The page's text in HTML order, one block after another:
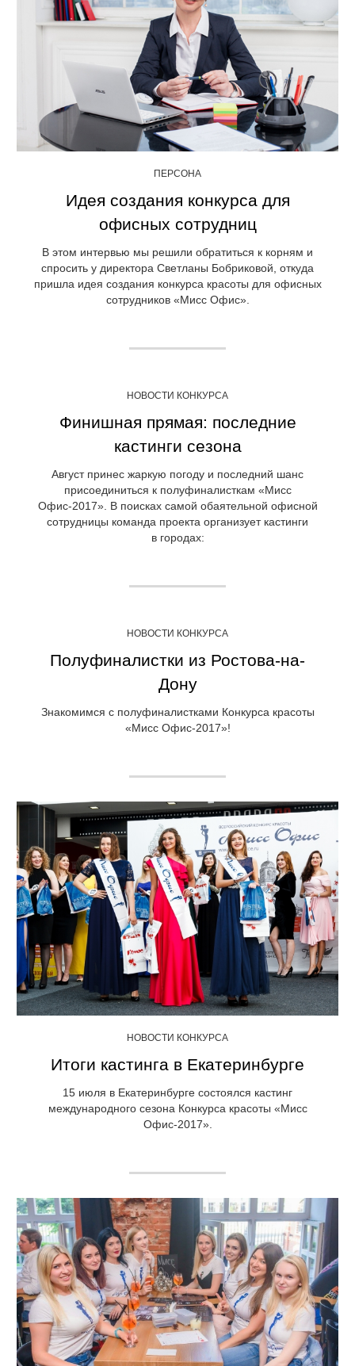
ПЕРСОНА
Идея создания конкурса для
офисных сотрудниц
В этом интервью мы решили обратиться к корням и
спросить у директора Светланы Бобриковой, откуда
пришла идея создания конкурса красоты для офисных
сотрудников «Мисс Офис».
НОВОСТИ КОНКУРСА
Финишная прямая: последние
кастинги сезона
Август принес жаркую погоду и последний шанс
присоединиться к полуфиналисткам «Мисс
Офис-2017». В поисках самой обаятельной офисной
сотрудницы команда проекта организует кастинги
в городах:
НОВОСТИ КОНКУРСА
Полуфиналистки из Ростова-на-
Дону
Знакомимся с полуфиналистками Конкурса красоты
«Мисс Офис-2017»!
НОВОСТИ КОНКУРСА
Итоги кастинга в Екатеринбурге
15 июля в Екатеринбурге состоялся кастинг
международного сезона Конкурса красоты «Мисс
Офис-2017».